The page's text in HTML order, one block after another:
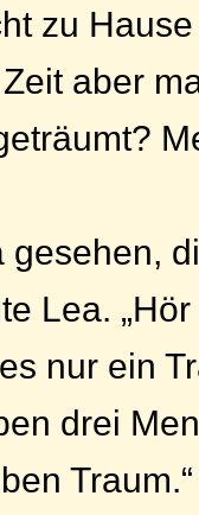
zu
aber
gesehen,
Lea.
nur ein
drei
Traum.“